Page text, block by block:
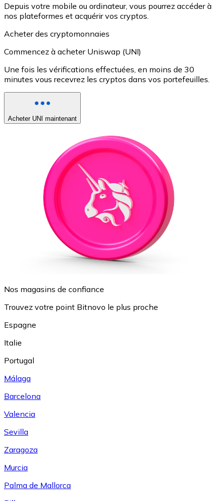
Depuis votre mobile ou ordinateur, vous pourrez accéder à
nos plateformes et acquérir vos cryptos.
Acheter des cryptomonnaies
Commencez à acheter Uniswap (UNI)
Une fois les vérifications effectuées, en moins de 30
minutes vous recevrez les cryptos dans vos portefeuilles.
Acheter UNI maintenant
Nos magasins de confiance
Trouvez votre point Bitnovo le plus proche
Espagne
Italie
Portugal
Málaga
Barcelona
Valencia
Sevilla
Zaragoza
Murcia
Palma de Mallorca